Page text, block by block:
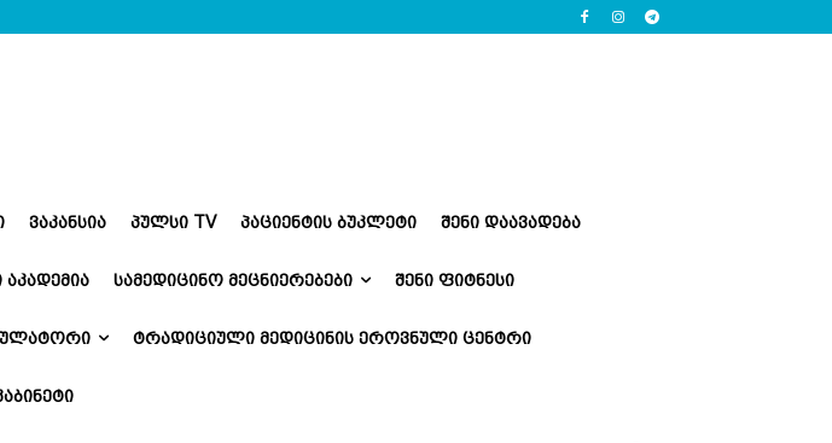
ᲕᲐᲙᲐᲜᲡᲘᲐ ᲞᲣᲚᲡᲘ TV ᲞᲐᲪᲘᲔᲜᲢᲘᲡ ᲑᲣᲙᲚᲔᲢᲘ ᲨᲔᲜᲘ ᲓᲐᲐᲕᲐᲓᲔᲑᲐ
ᲐᲙᲐᲓᲔᲛᲘᲐ ᲡᲐᲛᲔᲓᲘᲪᲘᲜᲝ ᲛᲔᲪᲜᲘᲔᲠᲔᲑᲔᲑᲘ ᲨᲔᲜᲘ ᲤᲘᲢᲜᲔᲡᲘ
ᲢᲠᲐᲓᲘᲪᲘᲣᲚᲘ ᲛᲔᲓᲘᲪᲘᲜᲘᲡ ᲔᲠᲝᲕᲜᲣᲚᲘ ᲪᲔᲜᲢᲠᲘ